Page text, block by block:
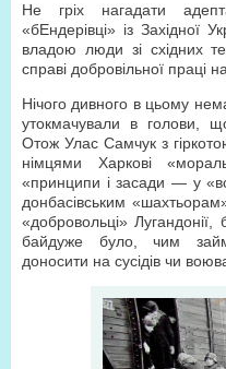
Не гріх нагадати
«бЕндерівці» із Західної
владою люди зі східних
справі добровільної праці
Нічого дивного в цьому
утокмачували в голови,
Отож Улас Самчук з
німцями Харкові
«принципи і засади — у
донбасівським
«добровольці»
байдуже було, чим
доносити на сусідів чи